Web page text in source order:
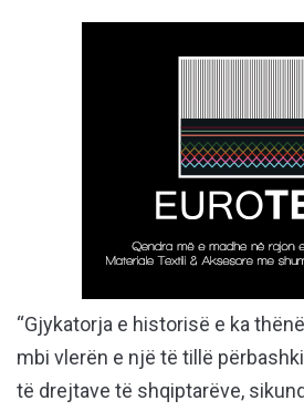
“Gjykatorja e historisë e ka
mbi vlerën e një të tillë
të drejtave të shqiptarëve,